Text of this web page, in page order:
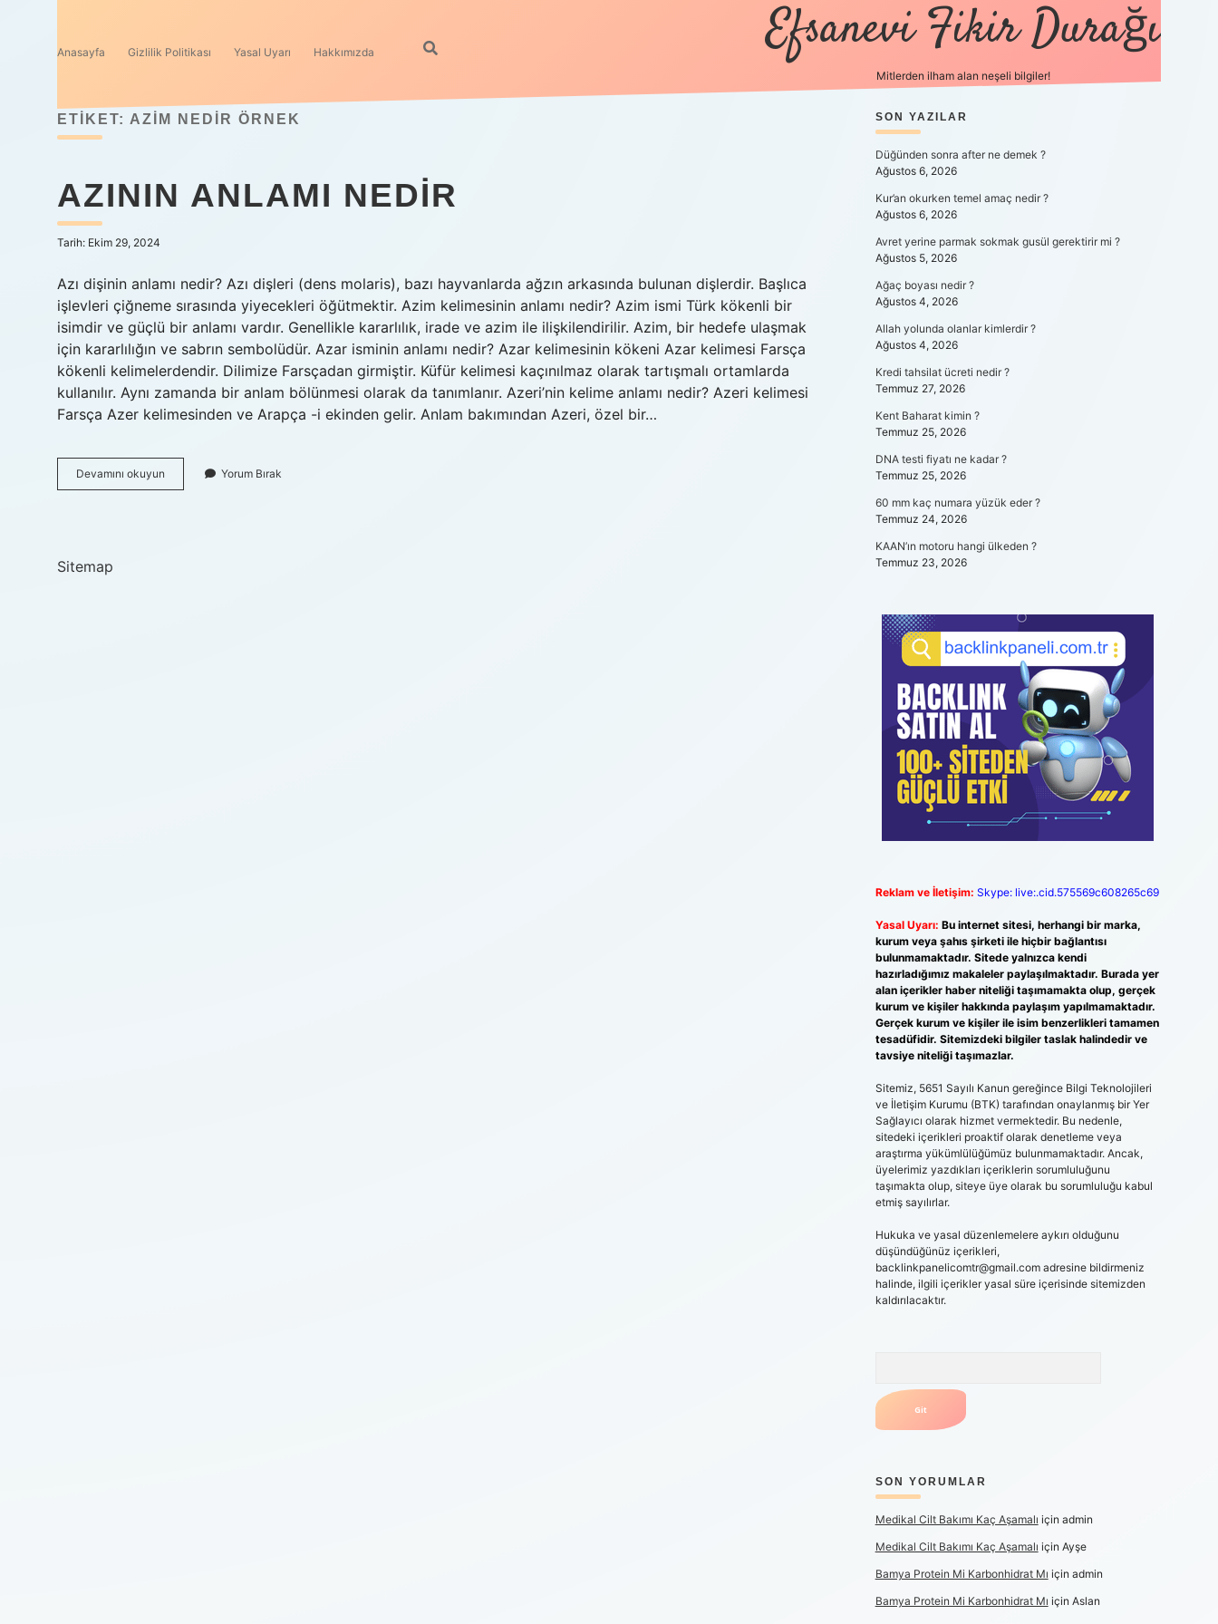
Anasayfa Gizlilik Politikası Yasal Uyarı Hakkımızda Efsanevi Fikir Durağı
Mitlerden ilham alan neşeli bilgiler!
ETIKET: AZIM NEDIR ÖRNEK
AZININ ANLAMI NEDIR
Tarih: Ekim 29, 2024
Azı dişinin anlamı nedir? Azı dişleri (dens molaris), bazı hayvanlarda ağzın arkasında bulunan dişlerdir. Başlıca
işlevleri çiğneme sırasında yiyecekleri öğütmektir. Azim kelimesinin anlamı nedir? Azim ismi Türk kökenli bir
isimdir ve güçlü bir anlamı vardır. Genellikle kararlılık, irade ve azim ile ilişkilendirilir. Azim, bir hedefe ulaşmak
için kararlılığın ve sabrın sembolüdür. Azar isminin anlamı nedir? Azar kelimesinin kökeni Azar kelimesi Farsça
kökenli kelimelerdendir. Dilimize Farsçadan girmiştir. Küfür kelimesi kaçınılmaz olarak tartışmalı ortamlarda
kullanılır. Aynı zamanda bir anlam bölünmesi olarak da tanımlanır. Azeri’nin kelime anlamı nedir? Azeri kelimesi
Farsça Azer kelimesinden ve Arapça -i ekinden gelir. Anlam bakımından Azeri, özel bir…
Devamını okuyun
Anlamı
Yorum Bırak
Sitemap
SIDEBAR
SON YAZILAR
Düğünden sonra after ne demek ?
Ağustos 6, 2026
Kur’an okurken temel amaç nedir ?
Ağustos 6, 2026
Avret yerine parmak sokmak gusül gerektirir mi ?
Ağustos 5, 2026
Ağaç boyası nedir ?
Ağustos 4, 2026
Allah yolunda olanlar kimlerdir ?
Ağustos 4, 2026
Kredi tahsilat ücreti nedir ?
Temmuz 27, 2026
Kent Baharat kimin ?
Temmuz 25, 2026
DNA testi fiyatı ne kadar ?
Temmuz 25, 2026
60 mm kaç numara yüzük eder ?
Temmuz 24, 2026
KAAN’ın motoru hangi ülkeden ?
Temmuz 23, 2026
Reklam ve İletişim: Skype: live:.cid.575569c608265c69
Yasal Uyarı: Bu internet sitesi, herhangi bir marka,
kurum veya şahıs şirketi ile hiçbir bağlantısı
bulunmamaktadır. Sitede yalnızca kendi
hazırladığımız makaleler paylaşılmaktadır. Burada yer
alan içerikler haber niteliği taşımamakta olup, gerçek
kurum ve kişiler hakkında paylaşım yapılmamaktadır.
Gerçek kurum ve kişiler ile isim benzerlikleri tamamen
tesadüfidir. Sitemizdeki bilgiler taslak halindedir ve
tavsiye niteliği taşımazlar.
Sitemiz, 5651 Sayılı Kanun gereğince Bilgi Teknolojileri
ve İletişim Kurumu (BTK) tarafından onaylanmış bir Yer
Sağlayıcı olarak hizmet vermektedir. Bu nedenle,
sitedeki içerikleri proaktif olarak denetleme veya
araştırma yükümlülüğümüz bulunmamaktadır. Ancak,
üyelerimiz yazdıkları içeriklerin sorumluluğunu
taşımakta olup, siteye üye olarak bu sorumluluğu kabul
etmiş sayılırlar.
Hukuka ve yasal düzenlemelere aykırı olduğunu
düşündüğünüz içerikleri,
backlinkpanelicomtr@gmail.comadresine bildirmeniz
halinde, ilgili içerikler yasal süre içerisinde sitemizden
kaldırılacaktır.
SON YORUMLAR
Medikal Cilt Bakımı Kaç Aşamalı için admin
Medikal Cilt Bakımı Kaç Aşamalı için Ayşe
Bamya Protein Mi Karbonhidrat Mı için admin
Bamya Protein Mi Karbonhidrat Mı için Aslan